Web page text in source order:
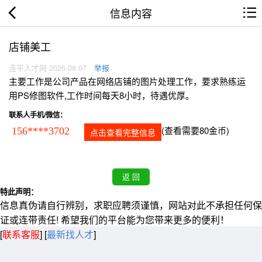
信息内容
店铺美工
连平人才网 2026.08.07 举报
主要工作是公司产品在网络店铺的图片处理工作，要求熟练运
用PS修图软件,工作时间每天8小时，待遇优厚。
联系人手机/微信：
156****3702 点击查看完整信息 (查看需要80金币)
特此声明：
信息真伪请自行辨别，求职应聘须谨慎，网站对此不承担任何保
证或连带责任! 希望我们的平台能为您带来更多的便利！
[联系客服] [最新找人才]